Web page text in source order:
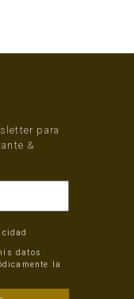
para
&
datos
la